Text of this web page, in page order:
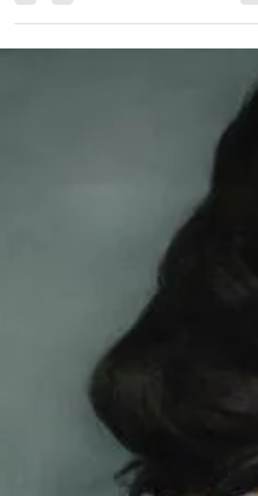
"¿Conoce usted un sólo ejemplo en que un
verdadero logro de su vida personal o de la
vida de algún personaje histórico no se